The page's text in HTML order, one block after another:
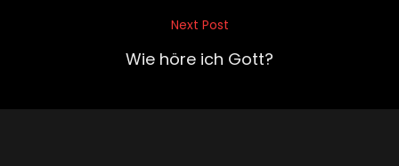
Next Post
Wie höre ich Gott?